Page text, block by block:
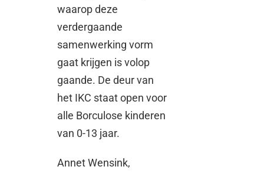
waarop deze
verdergaande
samenwerking vorm
gaat krijgen is volop
gaande. De deur van
het IKC staat open voor
alle Borculose kinderen
van 0-13 jaar.
Annet Wensink,